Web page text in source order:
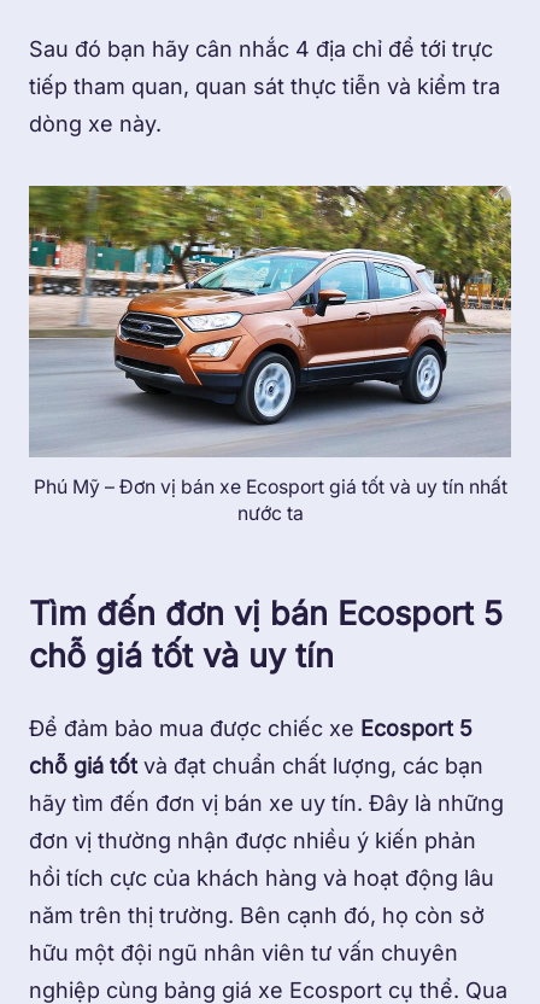
Sau đó bạn hãy cân nhắc 4 địa chỉ để tới trực
tiếp tham quan, quan sát thực tiễn và kiểm tra
dòng xe này.
Phú Mỹ – Đơn vị bán xe Ecosport giá tốt và uy tín nhất
nước ta
Tìm đến đơn vị bán Ecosport 5
chỗ giá tốt và uy tín
Để đảm bảo mua được chiếc xe Ecosport 5
chỗ giá tốt và đạt chuẩn chất lượng, các bạn
hãy tìm đến đơn vị bán xe uy tín. Đây là những
đơn vị thường nhận được nhiều ý kiến phản
hồi tích cực của khách hàng và hoạt động lâu
năm trên thị trường. Bên cạnh đó, họ còn sở
hữu một đội ngũ nhân viên tư vấn chuyên
nghiệp cùng bảng giá xe Ecosport cụ thể. Qua